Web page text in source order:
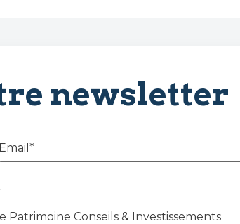
newsletter
Email*
Conseils & Investissements